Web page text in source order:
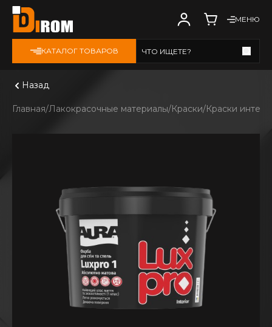
МЕНЮ
КАТАЛОГ ТОВАРОВ ЧТО ИЩЕТЕ?
Назад
Главная Лакокрасочные материалы Краски Краски